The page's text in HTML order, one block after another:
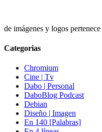
de imágenes y logos
Categorias
Chromium
Cine | Tv
Dabo | Personal
DaboBlog Podcast
Debian
Diseño | Imagen
En 140 [Palabras]